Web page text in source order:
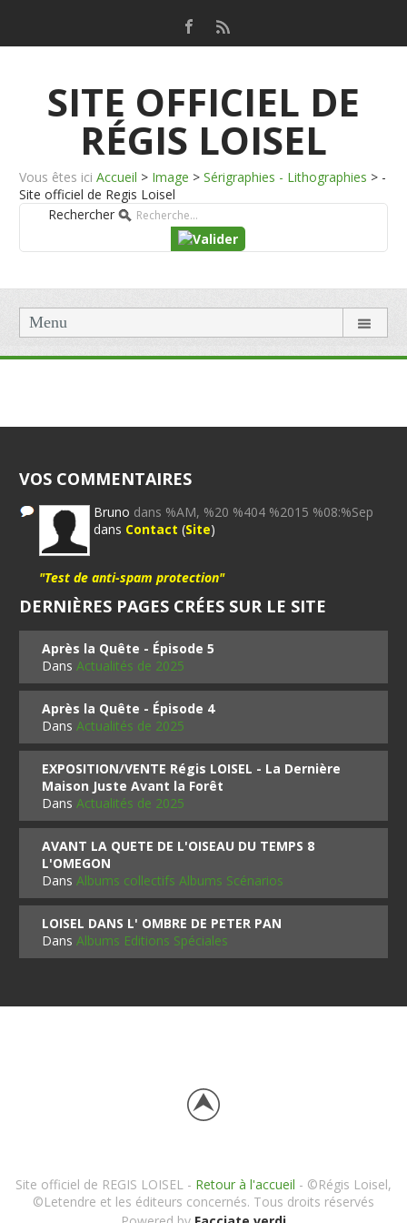
SITE OFFICIEL DE
RÉGIS LOISEL
Vous êtes ici Accueil > Image > Sérigraphies - Lithographies > -
Site officiel de Regis Loisel
Rechercher
Menu
VOS COMMENTAIRES
Bruno dans %AM, %20 %404 %2015 %08:%Sep
dans Contact (Site)
"Test de anti-spam protection"
DERNIÈRES PAGES CRÉES SUR LE SITE
Après la Quête - Épisode 5
DansActualités de 2025
Après la Quête - Épisode 4
DansActualités de 2025
EXPOSITION/VENTE Régis LOISEL - La Dernière
Maison Juste Avant la Forêt
DansActualités de 2025
AVANT LA QUETE DE L'OISEAU DU TEMPS 8
L'OMEGON
DansAlbums collectifs Albums Scénarios
LOISEL DANS L' OMBRE DE PETER PAN
DansAlbums Editions Spéciales
Site officiel de REGIS LOISEL - Retour à l'accueil - ©Régis Loisel,
©Letendre et les éditeurs concernés. Tous droits réservés